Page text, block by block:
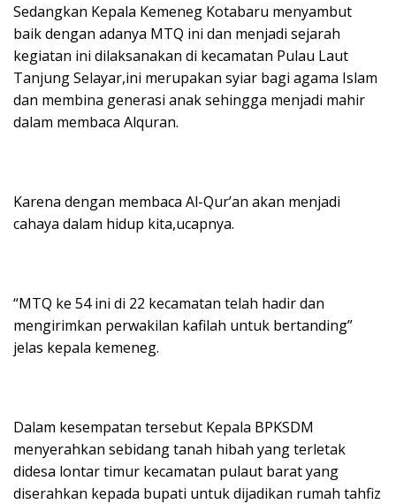
Sedangkan Kepala Kemeneg Kotabaru menyambut
baik dengan adanya MTQ ini dan menjadi sejarah
kegiatan ini dilaksanakan di kecamatan Pulau Laut
Tanjung Selayar,ini merupakan syiar bagi agama Islam
dan membina generasi anak sehingga menjadi mahir
dalam membaca Alquran.
Karena dengan membaca Al-Qur’an akan menjadi
cahaya dalam hidup kita,ucapnya.
“MTQ ke 54 ini di 22 kecamatan telah hadir dan
mengirimkan perwakilan kafilah untuk bertanding”
jelas kepala kemeneg.
Dalam kesempatan tersebut Kepala BPKSDM
menyerahkan sebidang tanah hibah yang terletak
didesa lontar timur kecamatan pulaut barat yang
diserahkan kepada bupati untuk dijadikan rumah tahfiz